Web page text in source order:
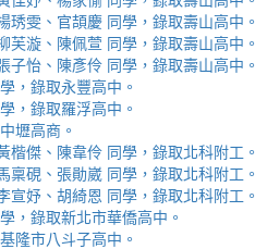
雯、官頡慶 同學，錄取壽山高中。
漩、陳佩萱 同學，錄取壽山高中。
怡、陳彥伶 同學，錄取壽山高中。
，錄取永豐高中。
，錄取羅浮高中。
壢高商。
傑、陳韋伶 同學，錄取北科附工。
硯、張勛崴 同學，錄取北科附工。
妤、胡綺恩 同學，錄取北科附工。
，錄取新北市華僑高中。
隆市八斗子高中。